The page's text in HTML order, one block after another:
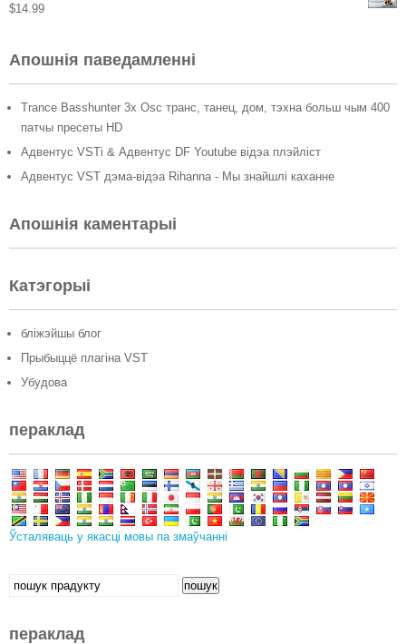
$14.99
Апошнія паведамленні
Trance Basshunter 3x Osc транс, танец, дом, тэхна больш чым 400
патчы пресеты HD
Адвентус VSTi & Адвентус DF Youtube відэа плэйліст
Адвентус VST дэма-відэа Rihanna - Мы знайшлі каханне
Апошнія каментарыі
Катэгорыі
бліжэйшы блог
Прыбыццё плагіна VST
Убудова
пераклад
Ўсталяваць у якасці мовы па змаўчанні
Шукаць: пошук
пераклад